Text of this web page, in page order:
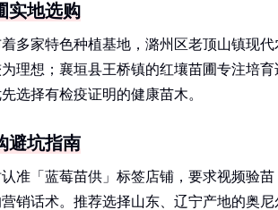
实地选购
多家特色种植基地，潞州区老顶山镇现
理想；襄垣县王桥镇的红壤苗圃专注培
选择有检疫证明的健康苗木。
避坑指南
准「蓝莓苗供」标签店铺，要求视频验
营销话术。推荐选择山东、辽宁产地的奥